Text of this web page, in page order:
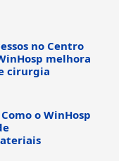
no Centro
melhora
cirurgia
o WinHosp